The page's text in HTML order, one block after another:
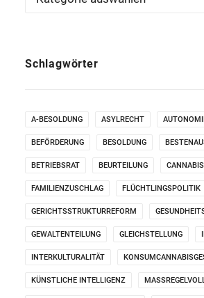
Schlagwörter
A-BESOLDUNG ASYLRECHT
BEFÖRDERUNG BESOLDUNG
BETRIEBSRAT BEURTEILUNG CANNABIS
FAMILIENZUSCHLAG FLÜCHTLINGSPOLITIK
GERICHTSSTRUKTURREFORM
GEWALTENTEILUNG GLEICHSTELLUNG
INTERKULTURALITÄT
KÜNSTLICHE INTELLIGENZ